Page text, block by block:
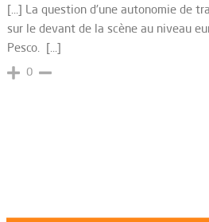
[…] La question d'une autonomie de
sur le devant de la scène au niveau
Pesco. […]
0